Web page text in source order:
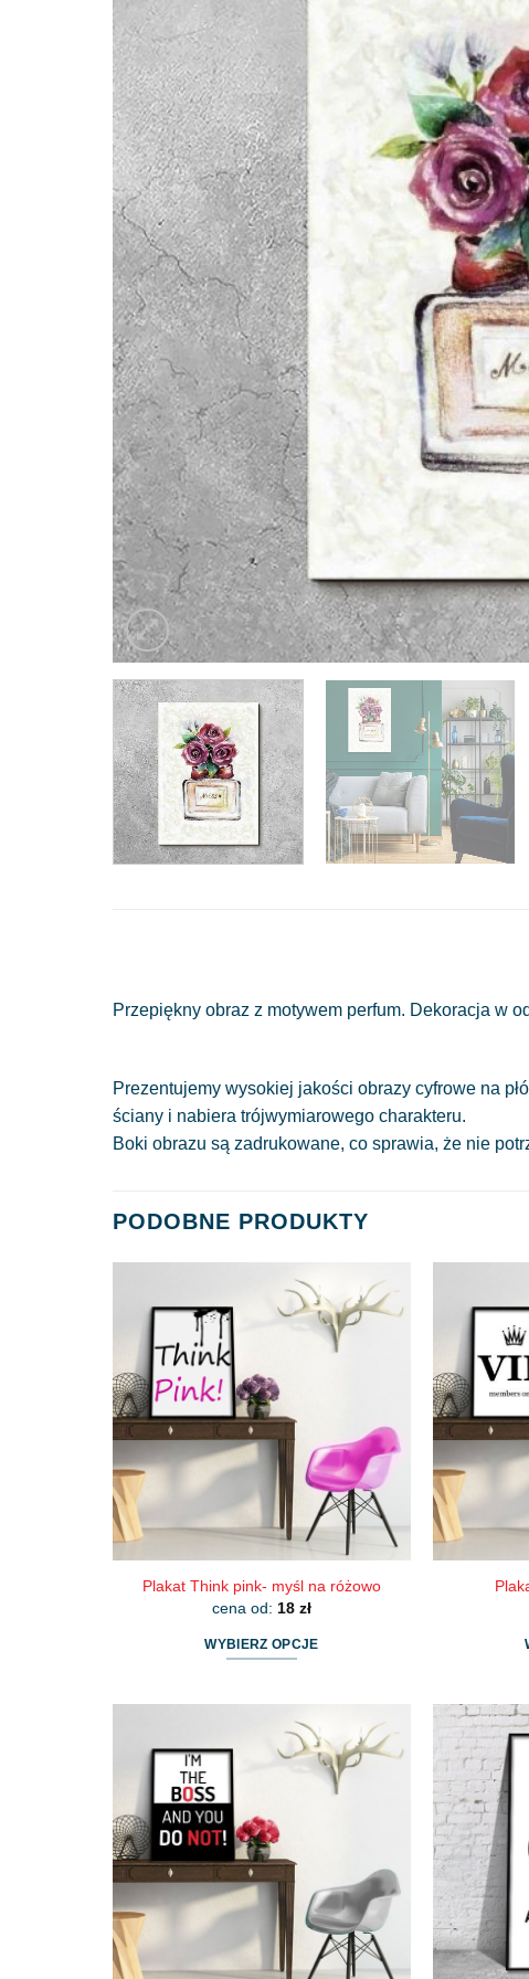
Przepiękny obraz z motywem perfum. Dekoracja w
Prezentujemy wysokiej jakości obrazy cyfrowe na
ściany i nabiera trójwymiarowego charakteru.
Boki obrazu są zadrukowane, co sprawia, że nie
PODOBNE PRODUKTY
Plakat Think pink- myśl na różowo
cena od: 18 zł
WYBIERZ OPCJE
wiele
wariantów.
można
wybrać
stronie
produktu